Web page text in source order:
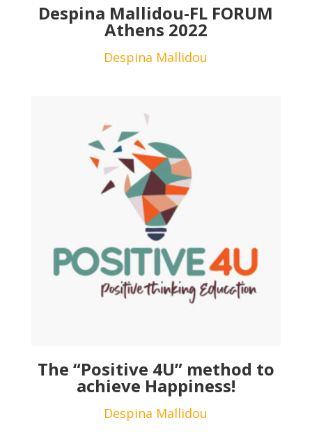
Despina Mallidou-FL FORUM
Athens 2022
Despina Mallidou
The “Positive 4U” method to
achieve Happiness!
Despina Mallidou